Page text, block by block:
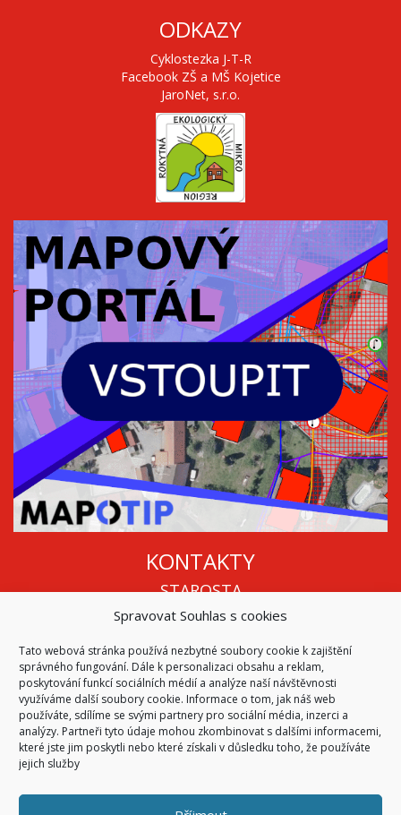
Spravovat Souhlas s cookies
Tato webová stránka používá nezbytné soubory cookie k zajištění
správného fungování. Dále k personalizaci obsahu a reklam,
poskytování funkcí sociálních médií a analýze naší návštěvnosti
využíváme další soubory cookie. Informace o tom, jak náš web
používáte, sdílíme se svými partnery pro sociální média, inzerci a
analýzy. Partneři tyto údaje mohou zkombinovat s dalšími informacemi,
které jste jim poskytli nebo které získali v důsledku toho, že používáte
jejich služby
ODKAZY
Cyklostezka J-T-R
Facebook ZŠ a MŠ Kojetice
JaroNet, s.r.o.
KONTAKTY
STAROSTA
Mgr. Roman Vala
info@oukojetice.cz
ÚŘEDNÍ HODINY
Po, St: 15:30 - 16:30
Všechny kontakty | Kde nás najdete